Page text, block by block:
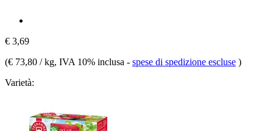
€ 3,69
(€ 73,80 / kg, IVA 10% inclusa - spese di spedizione escluse )
Varietà: